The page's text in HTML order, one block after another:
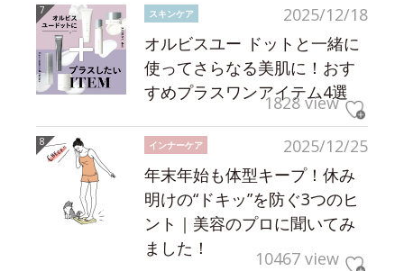
2025/12/18
スキンケア
オルビスユー ドットと一緒に
使ってさらなる美肌に！おす
すめプラスワンアイテム4選
1828 view
2025/12/25
インナーケア
年末年始も体型キープ！休み
明けの“ドキッ”を防ぐ3つのヒ
ント｜美容のプロに聞いてみ
ました！
10467 view